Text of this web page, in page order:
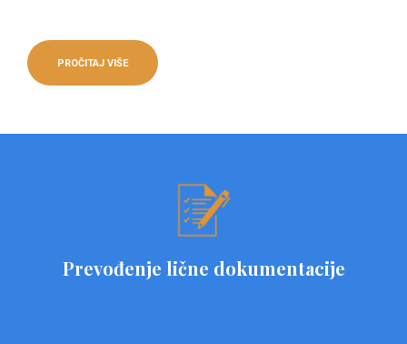
PROČITAJ VIŠE
Prevođenje lične dokumentacije